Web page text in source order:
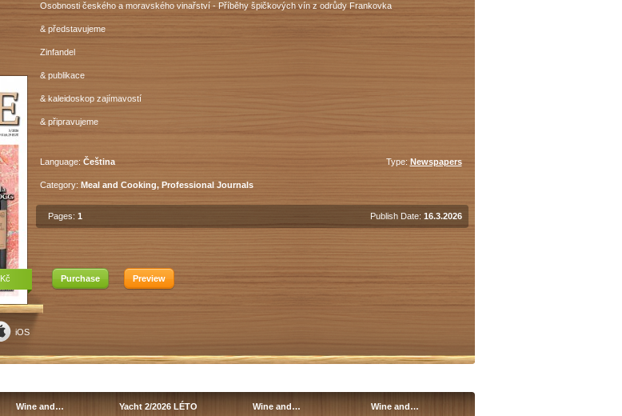
iOS
Kč
Osobnosti českého a moravského vinařství - Příběhy špičkových vín z odrůdy Frankovka
& představujeme
Zinfandel
& publikace
& kaleidoskop zajímavostí
& připravujeme
Language: Čeština Type:Newspapers
Category: Meal and Cooking, Professional Journals
Pages: 1 Publish Date: 16.3.2026
Purchase Preview
Wine and… Yacht 2/2026 LÉTO Wine and… Wine and…